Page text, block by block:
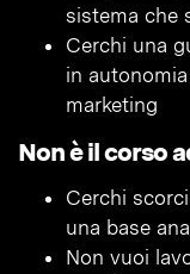
sistema che
Cerchi una
in
marketing
Non è il corso
Cerchi
una base
Non vuoi